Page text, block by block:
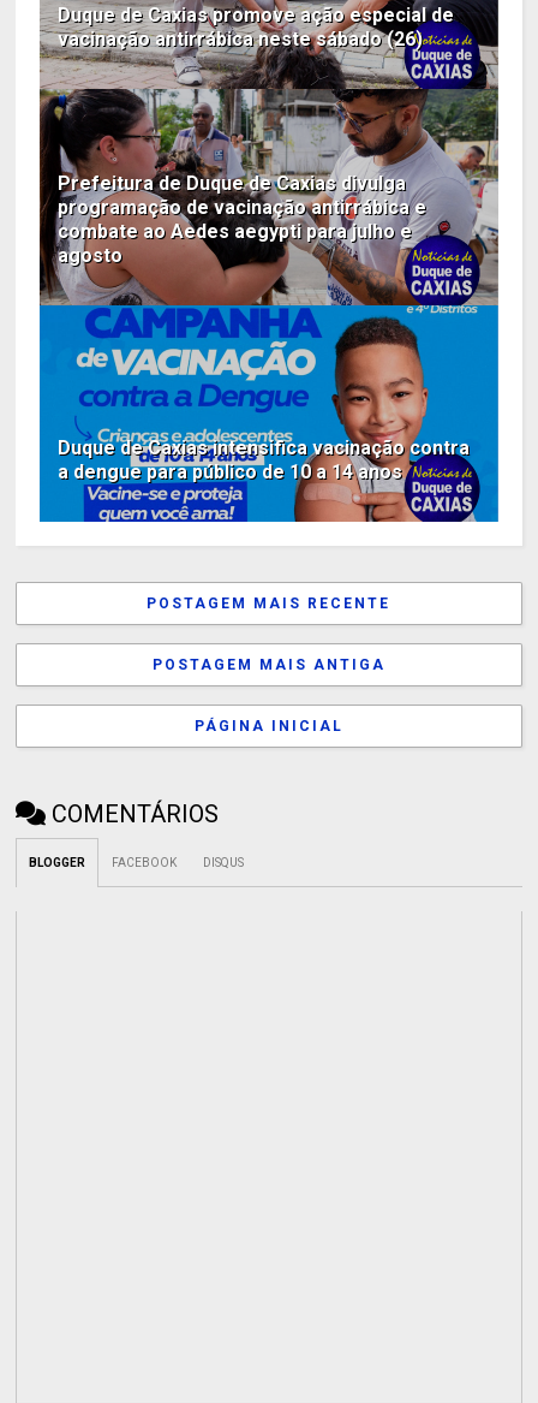
Duque de Caxias promove ação especial de
vacinação antirrábica neste sábado (26)
Prefeitura de Duque de Caxias divulga
programação de vacinação antirrábica e
combate ao Aedes aegypti para julho e
agosto
Duque de Caxias intensifica vacinação contra
a dengue para público de 10 a 14 anos
POSTAGEM MAIS RECENTE
POSTAGEM MAIS ANTIGA
PÁGINA INICIAL
COMENTÁRIOS
BLOGGER FACEBOOK DISQUS